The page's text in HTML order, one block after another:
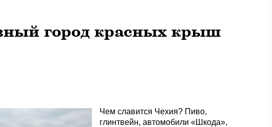
город красных крыш
Чем славится Чехия? Пиво,
глинтвейн, автомобили «Шкода»,